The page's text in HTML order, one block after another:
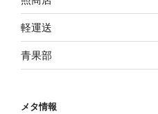
軽運送
青果部
メタ情報